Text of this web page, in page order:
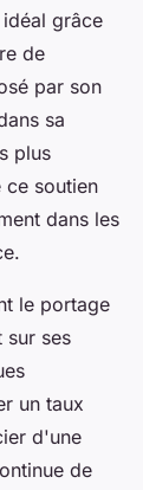
grâce
de
par son
sa
plus
ce soutien
dans les
le portage
sur ses
un taux
d'une
de